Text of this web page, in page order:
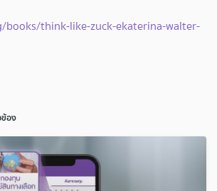
think-like-zuck-ekaterina-walter-
อง